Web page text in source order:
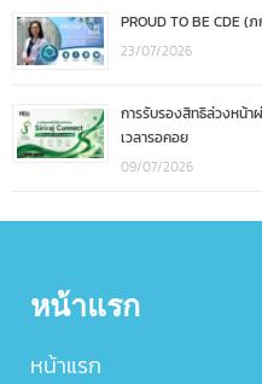
PROUD TO BE
23/07/2026
การรับรองสิทธิล่วงหน้า
เวลารอคอย
09/07/2026
หน้าแรก
หน้าแรก